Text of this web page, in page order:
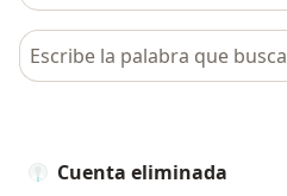
Busca en opiniones
Cuenta eliminada